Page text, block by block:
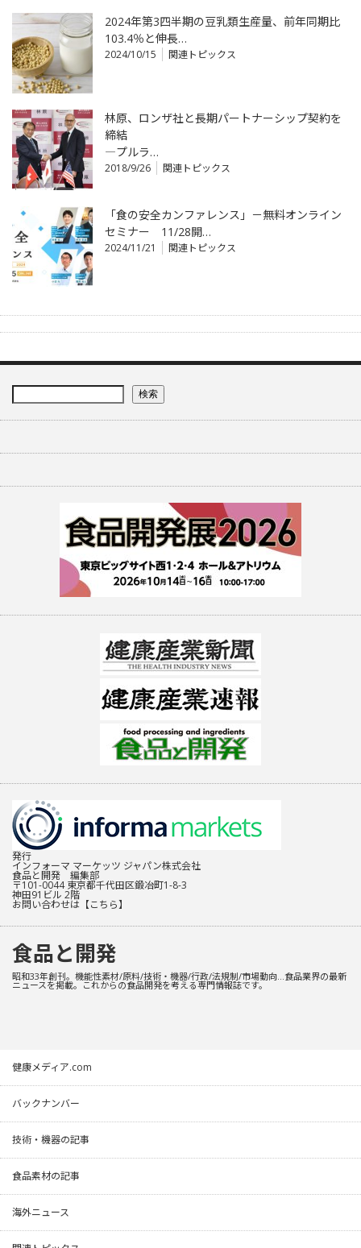
2024年第3四半期の豆乳類生産量、前年同期比
103.4％と伸長…
2024/10/15 関連トピックス
林原、ロンザ社と長期パートナーシップ契約を
締結
―プルラ…
2018/9/26 関連トピックス
「食の安全カンファレンス」－無料オンライン
セミナー 11/28開…
2024/11/21 関連トピックス
検索
発行
インフォーマ マーケッツ ジャパン株式会社
食品と開発 編集部
〒101-0044 東京都千代田区鍛冶町1-8-3
神田91ビル 2階
お問い合わせは 【こちら】
食品と開発
昭和33年創刊。機能性素材/原料/技術・機器/行政/法規制/市場動向…食品業界の最新
ニュースを掲載。これからの食品開発を考える専門情報誌です。
健康メディア.com
バックナンバー
技術・機器の記事
食品素材の記事
海外ニュース